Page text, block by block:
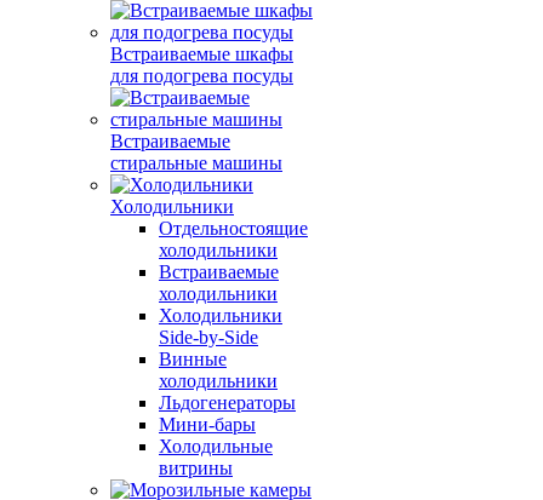
Встраиваемые шкафы
для подогрева посуды
Встраиваемые
стиральные машины
Холодильники
Отдельностоящие
холодильники
Встраиваемые
холодильники
Холодильники
Side-by-Side
Винные
холодильники
Льдогенераторы
Мини-бары
Холодильные
витрины